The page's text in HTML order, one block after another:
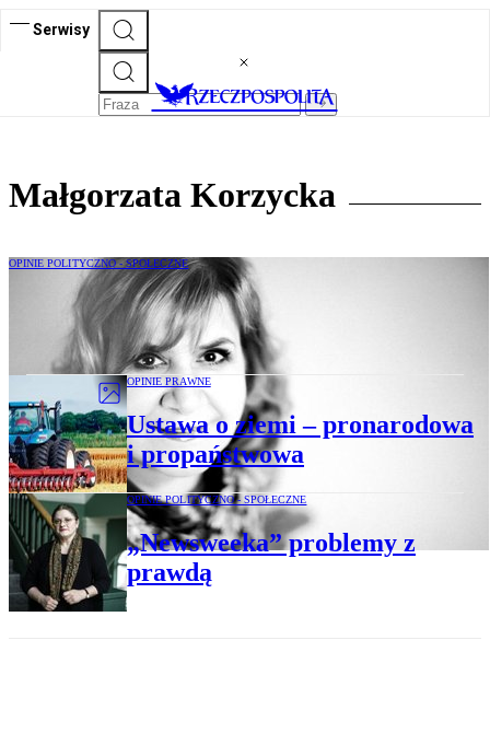
Serwisy
Małgorzata Korzycka
OPINIE POLITYCZNO - SPOŁECZNE
PiS w karykaturze
OPINIE PRAWNE
Ustawa o ziemi – pronarodowa
i propaństwowa
OPINIE POLITYCZNO - SPOŁECZNE
„Newsweeka” problemy z
prawdą